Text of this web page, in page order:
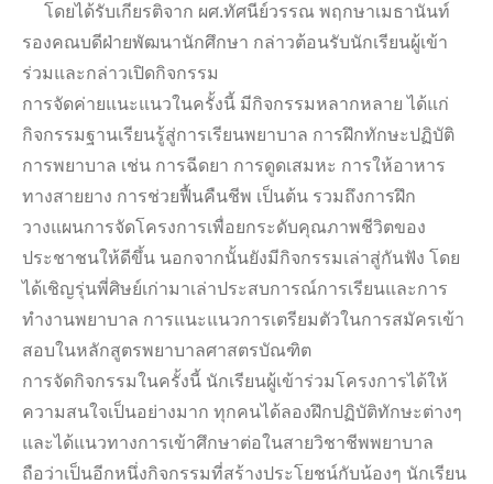
โดยได้รับเกียรติจาก ผศ.ทัศนีย์วรรณ พฤกษาเมธานันท์
รองคณบดีฝ่ายพัฒนานักศึกษา กล่าวต้อนรับนักเรียนผู้เข้า
ร่วมและกล่าวเปิดกิจกรรม
การจัดค่ายแนะแนวในครั้งนี้ มีกิจกรรมหลากหลาย ได้แก่
กิจกรรมฐานเรียนรู้สู่การเรียนพยาบาล การฝึกทักษะปฏิบัติ
การพยาบาล เช่น การฉีดยา การดูดเสมหะ การให้อาหาร
ทางสายยาง การช่วยฟื้นคืนชีพ เป็นต้น รวมถึงการฝึก
วางแผนการจัดโครงการเพื่อยกระดับคุณภาพชีวิตของ
ประชาชนให้ดีขึ้น นอกจากนั้นยังมีกิจกรรมเล่าสู่กันฟัง โดย
ได้เชิญรุ่นพี่ศิษย์เก่ามาเล่าประสบการณ์การเรียนและการ
ทำงานพยาบาล การแนะแนวการเตรียมตัวในการสมัครเข้า
สอบในหลักสูตรพยาบาลศาสตรบัณฑิต
การจัดกิจกรรมในครั้งนี้ นักเรียนผู้เข้าร่วมโครงการได้ให้
ความสนใจเป็นอย่างมาก ทุกคนได้ลองฝึกปฏิบัติทักษะต่างๆ
และได้แนวทางการเข้าศึกษาต่อในสายวิชาชีพพยาบาล
ถือว่าเป็นอีกหนึ่งกิจกรรมที่สร้างประโยชน์กับน้องๆ นักเรียน